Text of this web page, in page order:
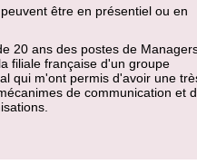
être en présentiel ou en
20 ans des postes de
filiale française d'un groupe
qui m'ont permis d'avoir une
de communication et